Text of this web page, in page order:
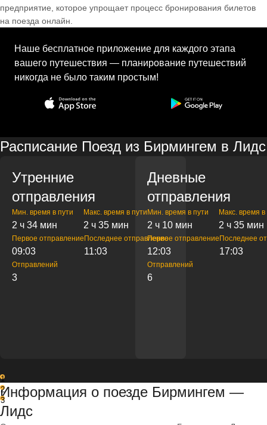
предприятие, которое упрощает процесс бронирования билетов
на поезда онлайн.
Наше бесплатное приложение для каждого этапа
вашего путешествия — планирование путешествий
никогда не было таким простым!
Расписание Поезд из Бирмингем в Лидс
Утренние
отправления
Мин. время в пути
2 ч 34 мин
Макс. время в пути
2 ч 35 мин
Первое отправление
09:03
Последнее отправление
11:03
Отправлений
3
Дневные
отправления
Мин. время в пути
2 ч 10 мин
Макс. время в
2 ч 35 мин
Первое отправление
12:03
Последнее
17:03
Отправлений
6
1
2
3
Информация о поезде Бирмингем —
Лидс